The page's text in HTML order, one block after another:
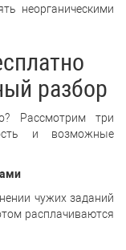
неорганическими
разбор
Рассмотрим три
и возможные
чужих заданий
расплачиваются